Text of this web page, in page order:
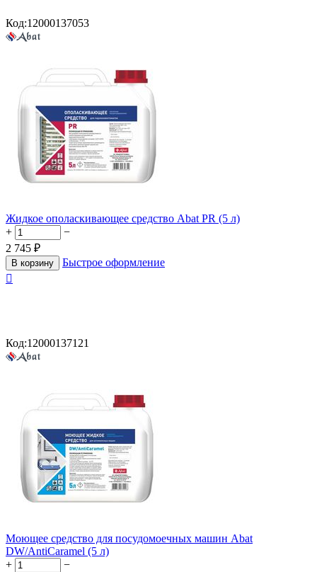
Код:12000137053
Жидкое ополаскивающее средство Abat PR (5 л)
+
−
2 745 ₽
В корзину
Быстрое оформление

Код:12000137121
Моющее средство для посудомоечных машин Abat
DW/AntiCaramel (5 л)
+
−